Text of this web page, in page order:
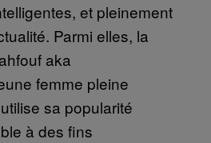
et pleinement
Parmi elles, la
aka
femme pleine
sa popularité
à des fins